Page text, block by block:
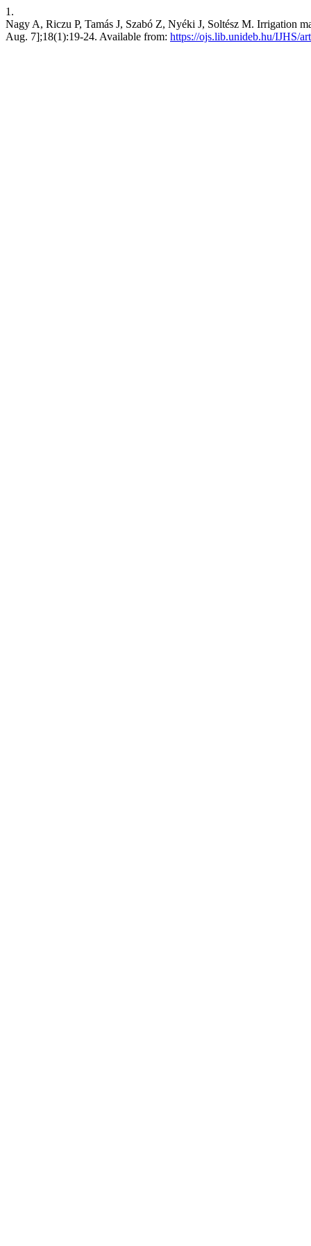
1.
Nagy A, Riczu P, Tamás J, Szabó Z, Nyéki J, Soltész M. Irrigation
Aug. 7];18(1):19-24. Available from: https://ojs.lib.unideb.hu/IJHS/